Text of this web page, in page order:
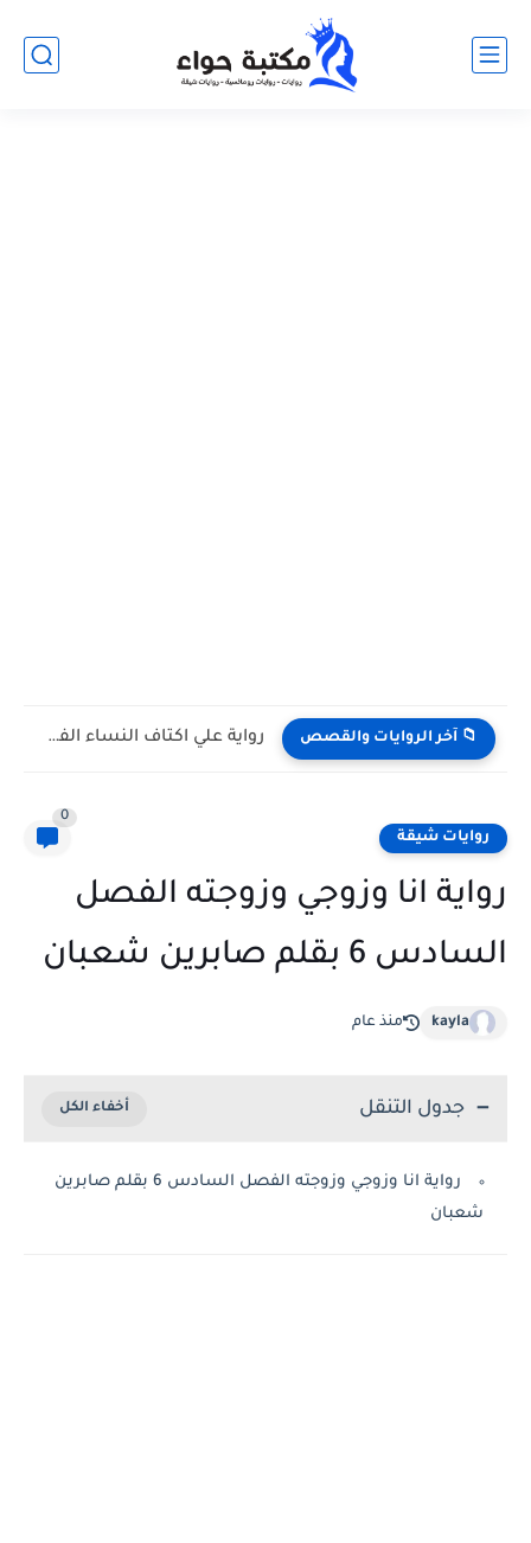
📁 آخر الروايات والقصص رواية علي اكتاف النساء الفصل التاسع 9 بقلم ناديه علي
روايات شيقة
0
رواية انا وزوجي وزوجته الفصل
السادس 6 بقلم صابرين شعبان
kayla منذ عام
جدول التنقل
رواية انا وزوجي وزوجته الفصل السادس 6 بقلم صابرين
شعبان